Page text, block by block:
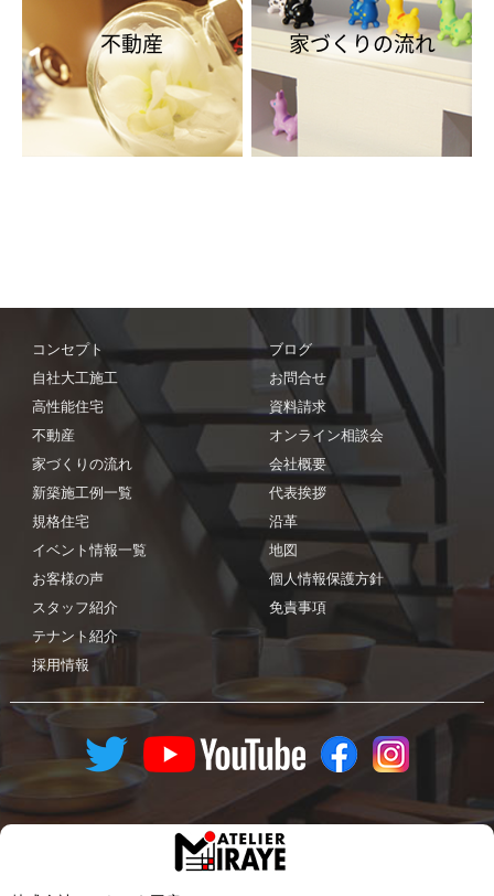
不動産 家づくりの流れ
コンセプト
自社大工施工
高性能住宅
不動産
家づくりの流れ
新築施工例一覧
規格住宅
イベント情報一覧
お客様の声
スタッフ紹介
テナント紹介
採用情報
ブログ
お問合せ
資料請求
オンライン相談会
会社概要
代表挨拶
沿革
地図
個人情報保護方針
免責事項